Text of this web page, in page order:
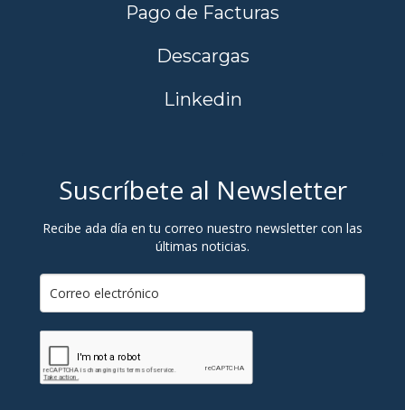
Pago de Facturas
Descargas
Linkedin
Suscríbete al Newsletter
Recibe ada día en tu correo nuestro newsletter con las
últimas noticias.